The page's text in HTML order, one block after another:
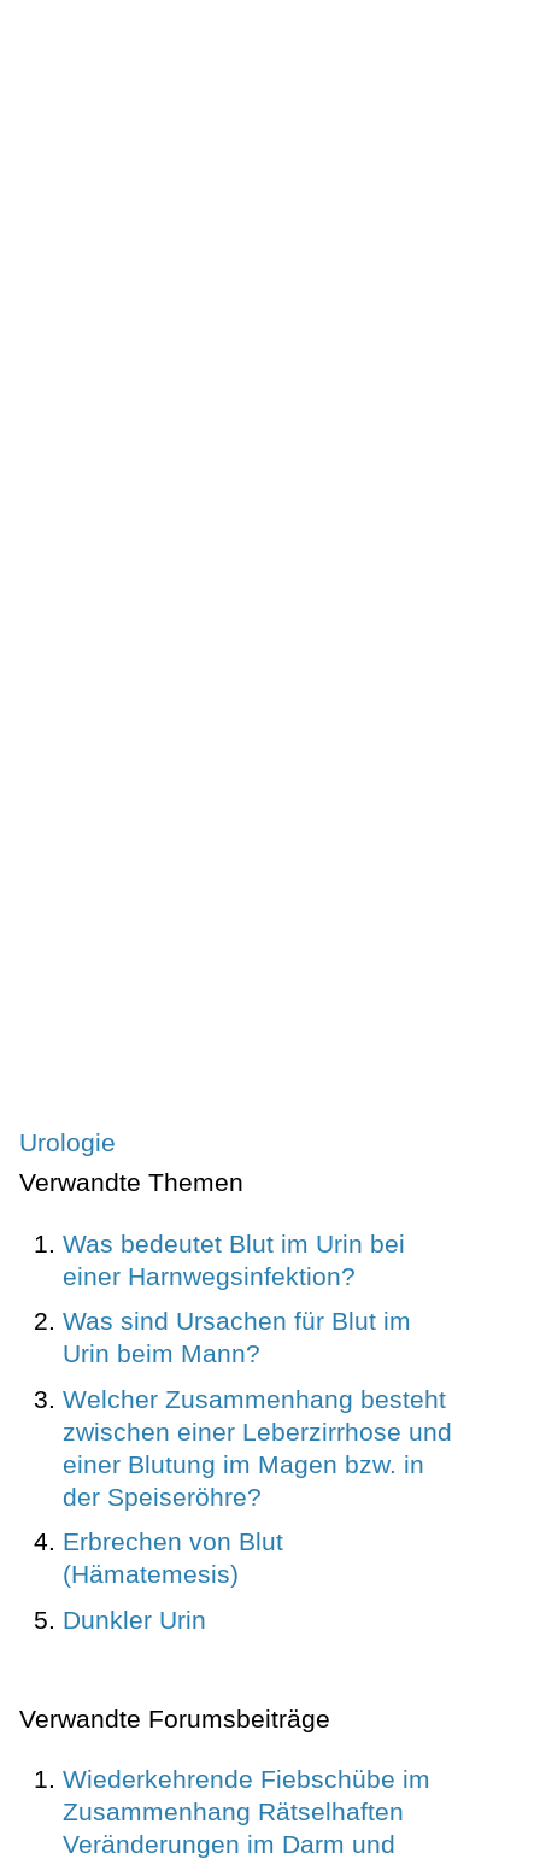
Urologie
Verwandte Themen
Was bedeutet Blut im Urin bei
einer Harnwegsinfektion?
Was sind Ursachen für Blut im
Urin beim Mann?
Welcher Zusammenhang besteht
zwischen einer Leberzirrhose und
einer Blutung im Magen bzw. in
der Speiseröhre?
Erbrechen von Blut
(Hämatemesis)
Dunkler Urin
Verwandte Forumsbeiträge
Wiederkehrende Fiebschübe im
Zusammenhang Rätselhaften
Veränderungen im Darm und